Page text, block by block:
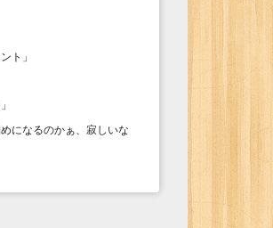
ト 」
」
になるのかぁ、寂しいな